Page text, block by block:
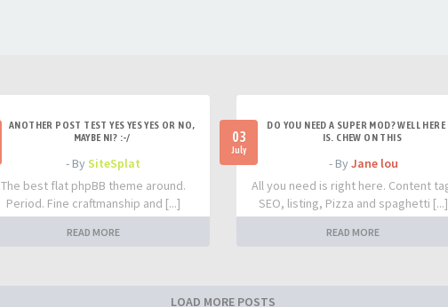
ANOTHER POST TEST YES YES YES OR NO,
MAYBE NI? :-/
- BySiteSplat
The best flat phpBB theme around.
Period. Fine craftmanship and [...]
READ MORE
03
July
DO YOU NEED A SUPER MOD? WELL HERE
IS. CHEW ON THIS
- By Jane lou
All you need is right here. Content
SEO, listing, Pizza and spaghetti [...]
READ MORE
LOAD MORE POSTS